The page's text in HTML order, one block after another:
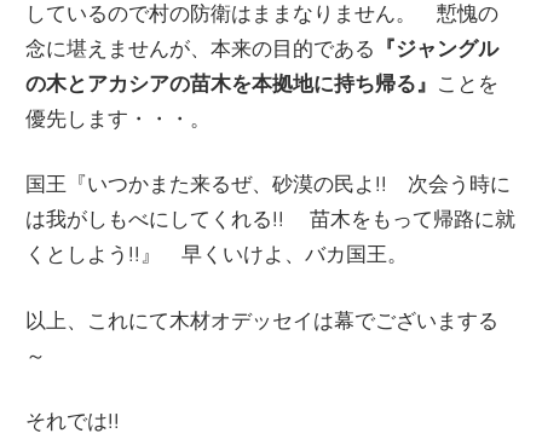
しているので村の防衛はままなりません。 慙愧の
念に堪えませんが、本来の目的である 『ジャングル
の木とアカシアの苗木を本拠地に持ち帰る』 ことを
優先します・・・。
国王『いつかまた来るぜ、砂漠の民よ!! 次会う時に
は我がしもべにしてくれる!! 苗木をもって帰路に就
くとしよう!!』 早くいけよ、バカ国王。
以上、これにて木材オデッセイは幕でございまする
～
それでは!!